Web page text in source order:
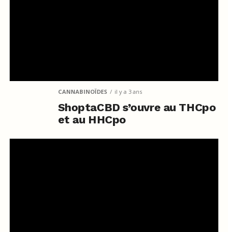
CANNABINOÏDES il y a 3 ans
ShoptaCBD s’ouvre au THCpo
et au HHCpo